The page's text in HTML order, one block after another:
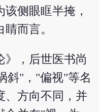
侧眼眶半掩，
而言。
》，后世医书尚
斜"，"偏视"等名
、方向不同，并